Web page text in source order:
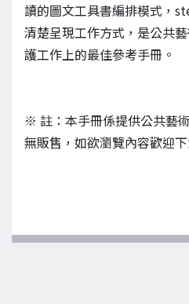
讀的圖文工具書編排模式，
清楚呈現工作方式，是公共
護工作上的最佳參考手冊。
※ 註：本手冊係提供公共藝
無販售，如欲瀏覽內容歡迎下